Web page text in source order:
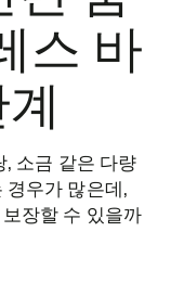
스 바
소금 같은 다량
경우가 많은데,
장할 수 있을까